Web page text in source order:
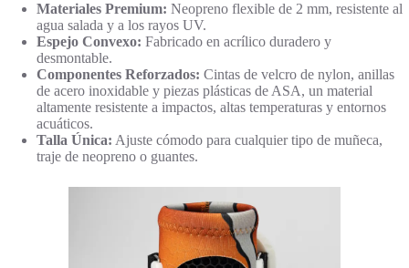
Materiales Premium: Neopreno flexible de 2 mm, resistente al
agua salada y a los rayos UV.
Espejo Convexo: Fabricado en acrílico duradero y
desmontable.
Componentes Reforzados: Cintas de velcro de nylon, anillas
de acero inoxidable y piezas plásticas de ASA, un material
altamente resistente a impactos, altas temperaturas y entornos
acuáticos.
Talla Única: Ajuste cómodo para cualquier tipo de muñeca,
traje de neopreno o guantes.